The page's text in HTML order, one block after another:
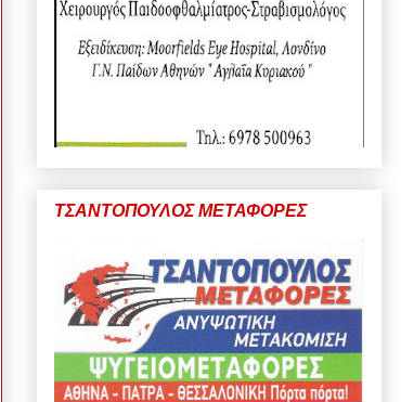
ΤΣΑΝΤΟΠΟΥΛΟΣ ΜΕΤΑΦΟΡΕΣ